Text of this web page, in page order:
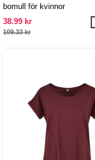
bomull för kvinnor
38.99 kr
109.33 kr